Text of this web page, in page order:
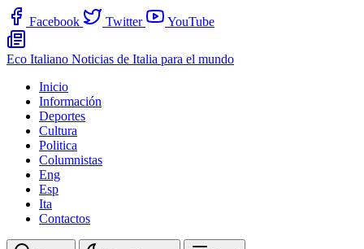
Facebook Twitter YouTube
Eco Italiano Noticias de Italia para el mundo
Inicio
Información
Deportes
Cultura
Politica
Columnistas
Eng
Esp
Ita
Contactos